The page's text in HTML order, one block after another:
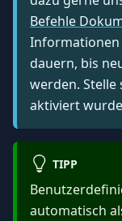
Befehle
Informationen
dauern, bis
werden. Stelle
aktiviert
TIPP
automatisch